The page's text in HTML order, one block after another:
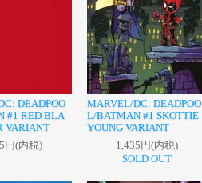
DEADPOO
#1 RED BLA
VARIANT
円(内税)
MARVEL/DC: DEADPOO
L/BATMAN #1 SKOTTIE
YOUNG VARIANT
1,435円(内税)
SOLD OUT